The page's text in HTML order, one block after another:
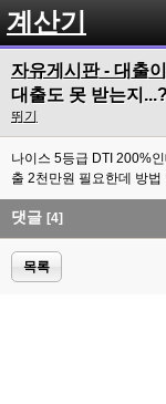
계산기
자유게시판 - 대출
대출도 못 받는지
뛰기
나이스 5등급 DTI 200%
출 2천만원 필요한데 방법
댓글 [4]
목록